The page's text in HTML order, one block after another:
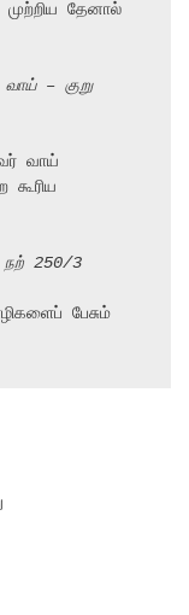
தேனால்
– குறு
வாய்
நற் 250/3
பேசும்